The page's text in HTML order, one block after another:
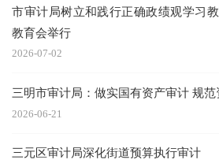
市审计局树立和践行正确政绩观学习
教育会举行
2026-07-02
三明市审计局：做实国有资产审计 规
2026-06-21
三元区审计局深化街道预算执行审计